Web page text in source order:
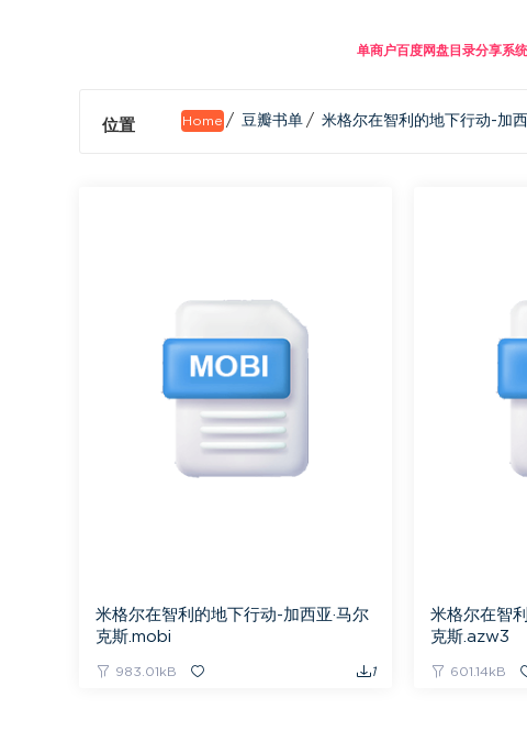
单商户百度网盘目录分享系
位置 Home / 豆瓣书单 / 米格尔在智利的地下行动-加
米格尔在智利的地下行动-加西亚·马尔
克斯.mobi
983.01kB 1
米格尔在智
克斯.azw3
601.14kB